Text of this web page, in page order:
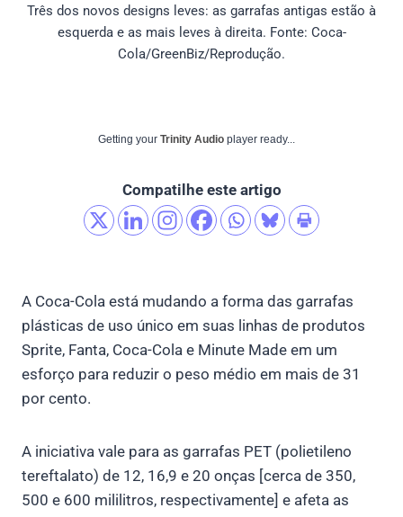
Três dos novos designs leves: as garrafas antigas estão à
esquerda e as mais leves à direita. Fonte: Coca-
Cola/GreenBiz/Reprodução.
Getting your Trinity Audio player ready...
Compatilhe este artigo
A Coca-Cola está mudando a forma das garrafas
plásticas de uso único em suas linhas de produtos
Sprite, Fanta, Coca-Cola e Minute Made em um
esforço para reduzir o peso médio em mais de 31
por cento.
A iniciativa vale para as garrafas PET (polietileno
tereftalato) de 12, 16,9 e 20 onças [cerca de 350,
500 e 600 mililitros, respectivamente] e afeta as